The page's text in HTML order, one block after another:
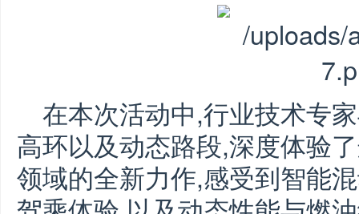
在本次活动中,行业技术专
高环以及动态路段,深度体验
领域的全新力作,感受到智能